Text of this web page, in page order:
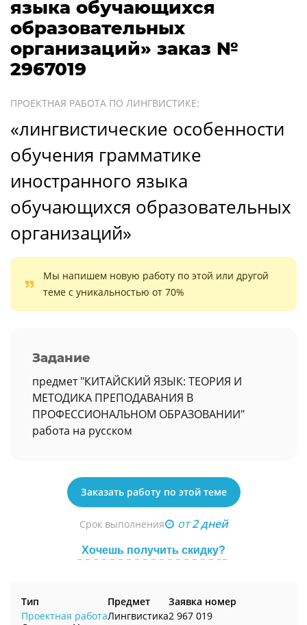
языка обучающихся
образовательных
организаций» заказ №
2967019
ПРОЕКТНАЯ РАБОТА ПО ЛИНГВИСТИКЕ:
«лингвистические особенности
обучения грамматике
иностранного языка
обучающихся образовательных
организаций»
Мы напишем новую работу по этой или другой
теме с уникальностью от 70%
Задание
предмет "КИТАЙСКИЙ ЯЗЫК: ТЕОРИЯ И
МЕТОДИКА ПРЕПОДАВАНИЯ В
ПРОФЕССИОНАЛЬНОМ ОБРАЗОВАНИИ"
работа на русском
Заказать работу по этой теме
Срок выполнения от2 дней
Хочешь получить скидку?
Тип
Проектная работа
Предмет
Лингвистика
Заявка номер
2 967 019